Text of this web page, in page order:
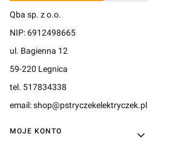
Qba sp. z o.o.
NIP: 6912498665
ul. Bagienna 12
59-220 Legnica
tel. 517834338
email: shop@pstryczekelektryczek.pl
Linki w stopce
MOJE KONTO